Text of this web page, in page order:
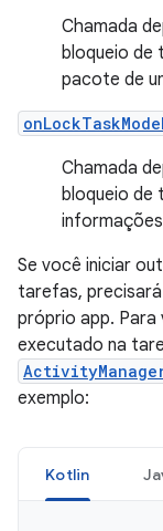
Chamada
bloqueio de
pacote de
Chamada
bloqueio de
Se você iniciar
tarefas,
próprio app.
executado na
exemplo:
Kotlin